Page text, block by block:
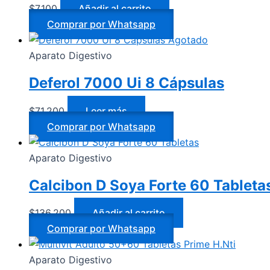
$7.100
Añadir al carrito
Comprar por Whatsapp
Agotado
Aparato Digestivo
Deferol 7000 Ui 8 Cápsulas
$71.200
Leer más
Comprar por Whatsapp
Aparato Digestivo
Calcibon D Soya Forte 60
$136.200
Añadir al carrito
Comprar por Whatsapp
Aparato Digestivo